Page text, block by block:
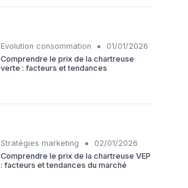
Evolution consommation •
01/01/2026
Comprendre le prix de la chartreuse
verte : facteurs et tendances
Stratégies marketing •
02/01/2026
Comprendre le prix de la chartreuse VEP
: facteurs et tendances du marché